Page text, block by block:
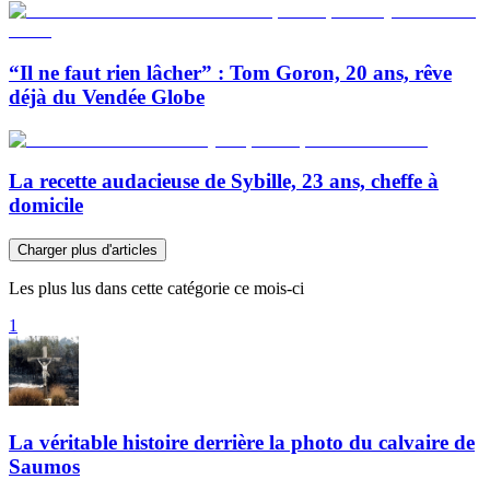
“Il ne faut rien lâcher” : Tom Goron, 20 ans, rêve
déjà du Vendée Globe
La recette audacieuse de Sybille, 23 ans, cheffe à
domicile
Charger plus d'articles
Les plus lus dans cette catégorie ce mois-ci
1
La véritable histoire derrière la photo du calvaire de
Saumos